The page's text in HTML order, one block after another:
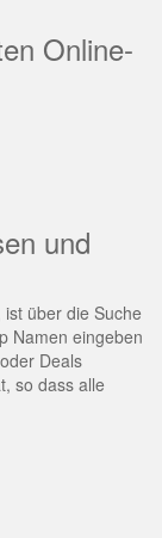
Online-
und
über die Suche
Namen eingeben
Deals
so dass alle